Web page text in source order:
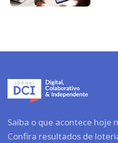
Saiba o que acontece hoje
Confira resultados de